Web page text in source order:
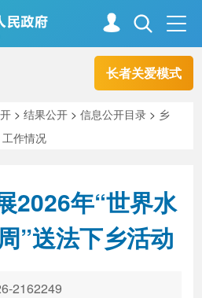
长者关爱模式
走进资阳
解读回应
>结果公开 >信息公开目录 > 乡
工作情况
2026年“世界水
”送法下乡活动
2162249